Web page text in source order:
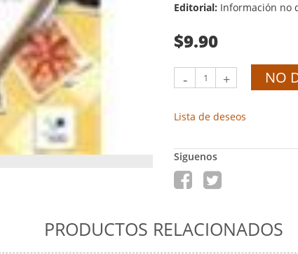
Editorial: Información no
$9.90
- + NO
Lista de deseos
Siguenos
PRODUCTOS RELACIONADOS